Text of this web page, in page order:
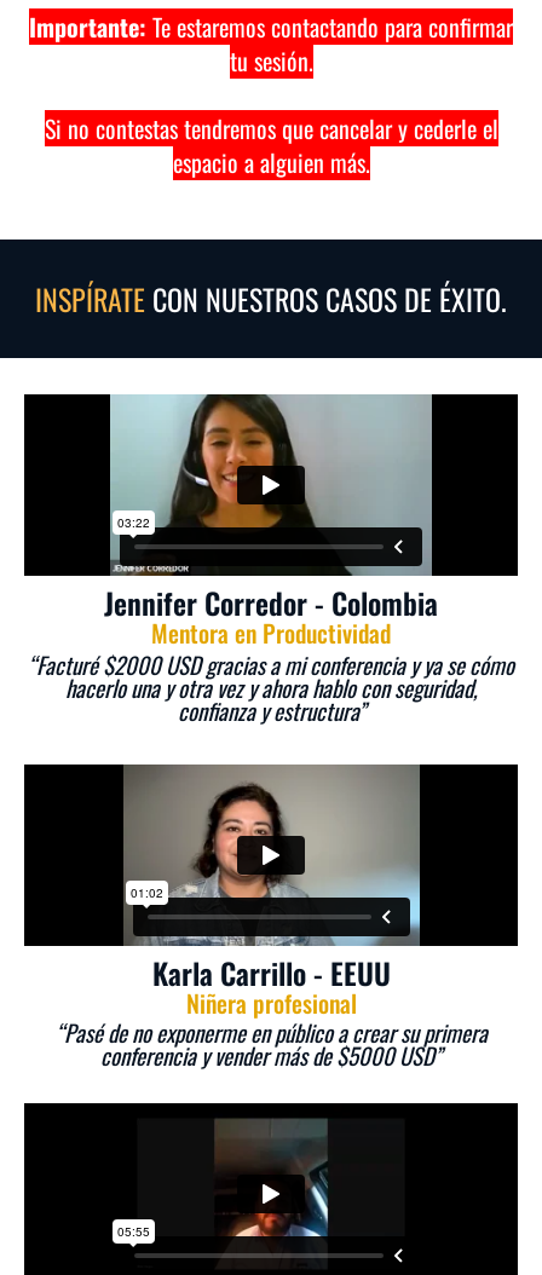
Importante: Te estaremos contactando para confirmar
tu sesión.
Si no contestas tendremos que cancelar y cederle el
espacio a alguien más.
INSPÍRATE CON NUESTROS CASOS DE ÉXITO.
Jennifer Corredor - Colombia
Mentora en Productividad
“Facturé $2000 USD gracias a mi conferencia y ya se cómo
hacerlo una y otra vez y ahora hablo con seguridad,
confianza y estructura”
Karla Carrillo - EEUU
Niñera profesional
“Pasé de no exponerme en público a crear su primera
conferencia y vender más de $5000 USD”